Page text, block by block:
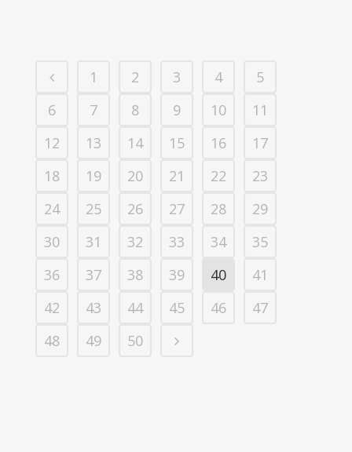
1 2 3 4
5
6
7 8 9 10
11
12
13 14 15 16
17
18
19 20 21 22
23
24
25 26 27 28
29
30
31 32 33 34
35
36
37 38 39 40
41
42
43 44 45 46
47
48
49 50